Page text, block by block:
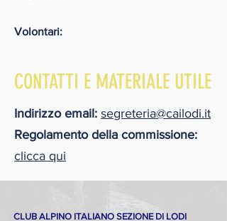
Volontari:
CONTATTI E MATERIALE UTILE
Indirizzo email: segreteria@cailodi.it
Regolamento della commissione:
clicca qui
CLUB ALPINO ITALIANO SEZIONE DI LODI